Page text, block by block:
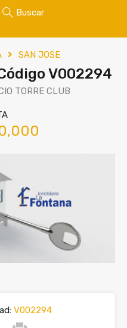
Buscar
SAN JOSE
V002294
TORRE CLUB
V002294